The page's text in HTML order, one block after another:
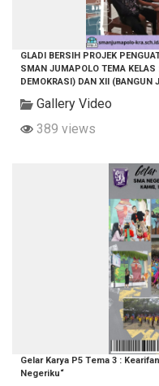
GLADI BERSIH PROJEK
SMAN JUMAPOLO TEMA
DEMOKRASI) DAN XII (BANGUN
Gallery Video
389 views
Gelar Karya P5 Tema 3 :
Negeriku“